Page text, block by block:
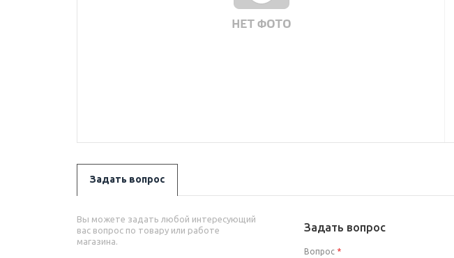
Задать вопрос
Вы можете задать любой интересующий
вас вопрос по товару или работе
магазина.
Задать вопрос
Вопрос *